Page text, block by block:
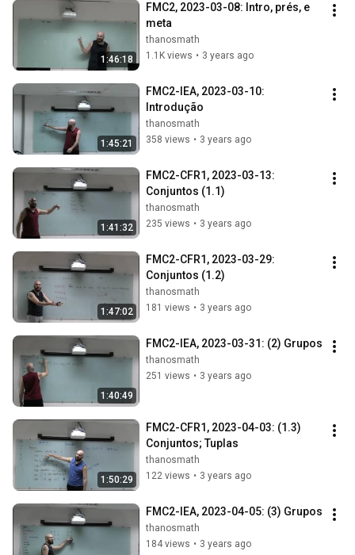
1:46:18
FMC2, 2023-03-08: Intro, prés, e
meta
thanosmath
1.1K views • 3 years ago
1:45:21
FMC2-IEA, 2023-03-10:
Introdução
thanosmath
358 views • 3 years ago
1:41:32
FMC2-CFR1, 2023-03-13:
Conjuntos (1.1)
thanosmath
235 views • 3 years ago
1:47:02
FMC2-CFR1, 2023-03-29:
Conjuntos (1.2)
thanosmath
181 views • 3 years ago
1:40:49
FMC2-IEA, 2023-03-31: (2) Grupos
thanosmath
251 views • 3 years ago
1:50:29
FMC2-CFR1, 2023-04-03: (1.3)
Conjuntos; Tuplas
thanosmath
122 views • 3 years ago
FMC2-IEA, 2023-04-05: (3) Grupos
thanosmath
184 views • 3 years ago